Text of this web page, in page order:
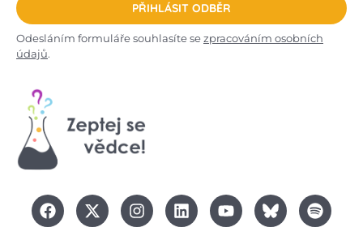
PŘIHLÁSIT ODBĚR
Odesláním formuláře souhlasíte sezpracováním osobních
údajů.